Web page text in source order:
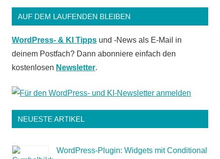
AUF DEM LAUFENDEN BLEIBEN
WordPress- & KI Tipps und -News als E-Mail in
deinem Postfach? Dann abonniere einfach den
kostenlosen Newsletter.
NEUESTE ARTIKEL
WordPress-Plugin: Widgets mit Conditional